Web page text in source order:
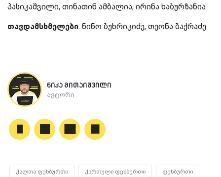
პასიკაშვილი, თინათინ ამბალია, ირინა ხაბურზანია
თავდამსხმელები: ნინო ბუხრიკიძე, თეონა ბაქრაძე
ნიკა მითაიშვილი
ავტორი
ქალთა ფეხბურთი ქართული ფეხბურთი ფეხბურთი